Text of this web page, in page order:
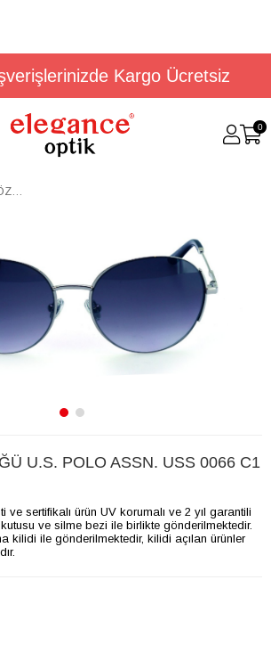
Kargo Ücretsiz
0
GÜNEŞ GÖZLÜĞÜ U.S. POLO ASSN. USS 0066 C1
U.S. POLO ASSN. USS 0066 C1
sertifikalı ürün UV korumalı ve 2 yıl garantili
ve silme bezi ile birlikte gönderilmektedir.
kilidi ile gönderilmektedir, kilidi açılan ürünler